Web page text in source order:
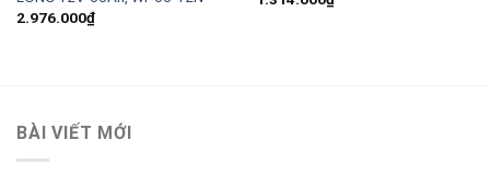
2.976.000₫
BÀI VIẾT MỚI